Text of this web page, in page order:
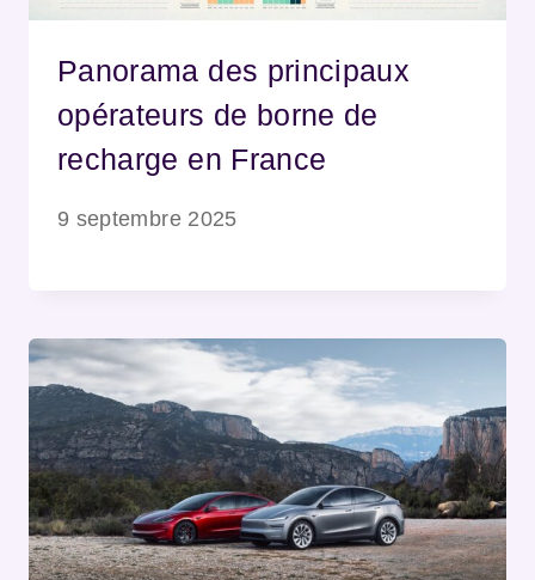
Panorama des principaux
opérateurs de borne de
recharge en France
9 septembre 2025